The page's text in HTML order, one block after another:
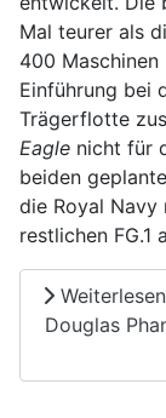
Mal teurer als
400
Einführung bei
Trägerflotte
Eagle nicht für
beiden
die Royal Navy
restlichen FG.1
Douglas